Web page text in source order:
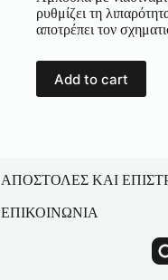
ρυθμίζει τη
αποτρέπει τον
Add to cart
ΑΠΟΣΤΟΛΕΣ ΚΑΙ
ΕΠΙΚΟΙΝΩΝΙΑ